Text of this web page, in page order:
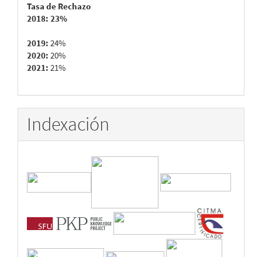
Tasa de Rechazo
2018: 23%
2019: 24%
2020: 20%
2021: 21%
Indexación